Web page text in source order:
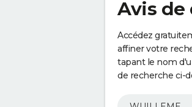
Avis de
Accédez
affiner votre
tapant le nom
de recherche ci-